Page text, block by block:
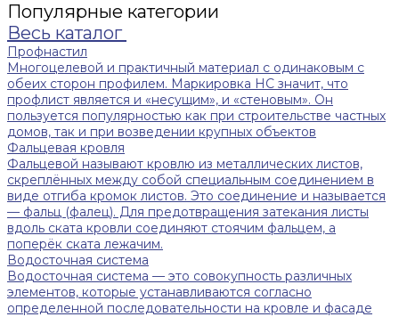
Популярные категории
Весь каталог
Профнастил
Многоцелевой и практичный материал с одинаковым с
обеих сторон профилем. Маркировка НС значит, что
профлист является и «несущим», и «стеновым». Он
пользуется популярностью как при строительстве частных
домов, так и при возведении крупных объектов
Фальцевая кровля
Фальцевой называют кровлю из металлических листов,
скреплённых между собой специальным соединением в
виде отгиба кромок листов. Это соединение и называется
— фальц (фалец). Для предотвращения затекания листы
вдоль ската кровли соединяют стоячим фальцем, а
поперёк ската лежачим.
Водосточная система
Водосточная система — это совокупность различных
элементов, которые устанавливаются согласно
определенной последовательности на кровле и фасаде